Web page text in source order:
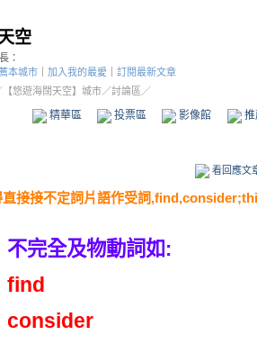
空
：
本城市 加入我的最愛
訂閱最新文章
【悠遊海闊天空】城市／討論區／
精華區 投票區 影像館
看回應文
直接接不定詞片語作受詞
不完全及物動詞如:
find
consider